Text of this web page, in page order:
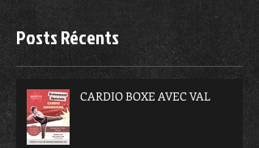
Posts Récents
CARDIO BOXE AVEC VAL